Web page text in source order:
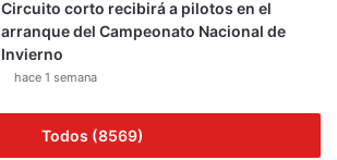
Circuito corto recibirá a pilotos en el
arranque del Campeonato Nacional de
Invierno
hace 1 semana
Todos (8569)